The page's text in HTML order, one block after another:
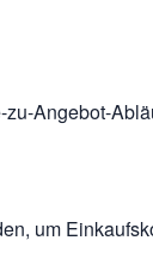
Angebot-
um